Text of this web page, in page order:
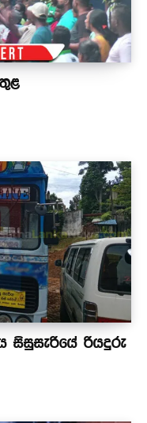
සිසුසැරියේ රියදුරු